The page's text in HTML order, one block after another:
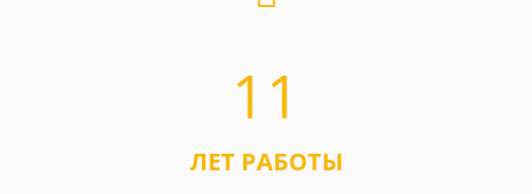
11
ЛЕТ РАБОТЫ